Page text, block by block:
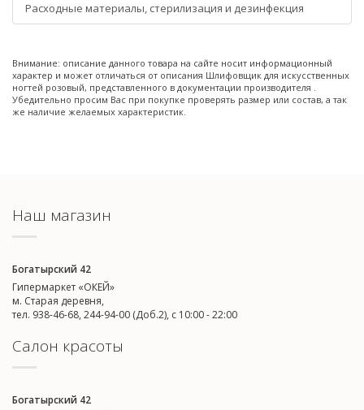
Расходные материалы, стерилизация и дезинфекция
Внимание: описание данного товара на сайте носит информационный
характер и может отличаться от описания Шлифовщик для искусственных
ногтей розовый, представленного в документации производителя .
Убедительно просим Вас при покупке проверять размер или состав, а так
же наличие желаемых характеристик.
Наш магазин
Богатырский 42
Гипермаркет «ОКЕЙ»
м. Старая деревня,
тел. 938-46-68, 244-94-00 (Доб.2), c 10:00 - 22:00
Салон красоты
Богатырский 42